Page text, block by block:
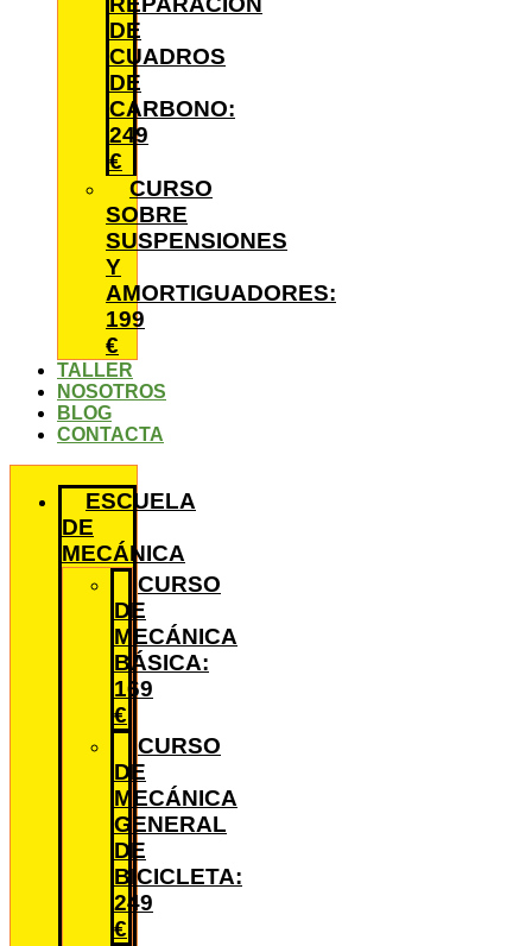
DE
CUADROS
DE
CARBONO:
249
€
CURSO
SOBRE
SUSPENSIONES
Y
AMORTIGUADORES:
199
€
TALLER
NOSOTROS
BLOG
CONTACTA
ESCUELA
DE
MECÁNICA
CURSO
DE
MECÁNICA
BÁSICA:
169
€
CURSO
DE
MECÁNICA
GENERAL
DE
BICICLETA:
249
€